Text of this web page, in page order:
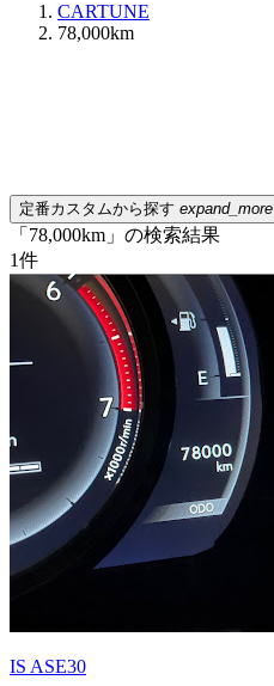
CARTUNE
78,000km
定番カスタムから探す expand_more
「78,000km」の検索結果
1件
IS ASE30